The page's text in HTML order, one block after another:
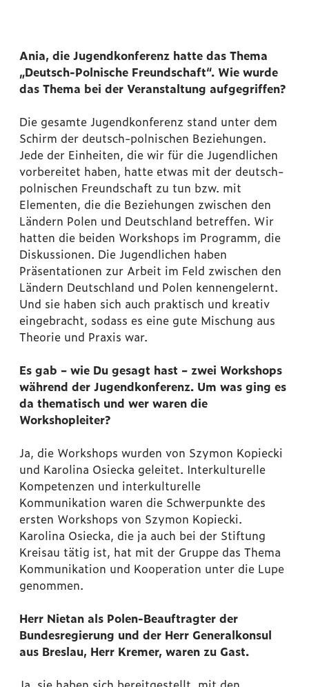
Ania, die Jugendkonferenz hatte das Thema
„Deutsch-Polnische Freundschaft“. Wie wurde
das Thema bei der Veranstaltung aufgegriffen?
Die gesamte Jugendkonferenz stand unter dem
Schirm der deutsch-polnischen Beziehungen.
Jede der Einheiten, die wir für die Jugendlichen
vorbereitet haben, hatte etwas mit der deutsch-
polnischen Freundschaft zu tun bzw. mit
Elementen, die die Beziehungen zwischen den
Ländern Polen und Deutschland betreffen. Wir
hatten die beiden Workshops im Programm, die
Diskussionen. Die Jugendlichen haben
Präsentationen zur Arbeit im Feld zwischen den
Ländern Deutschland und Polen kennengelernt.
Und sie haben sich auch praktisch und kreativ
eingebracht, sodass es eine gute Mischung aus
Theorie und Praxis war.
Es gab – wie Du gesagt hast – zwei Workshops
während der Jugendkonferenz. Um was ging es
da thematisch und wer waren die
Workshopleiter?
Ja, die Workshops wurden von Szymon Kopiecki
und Karolina Osiecka geleitet. Interkulturelle
Kompetenzen und interkulturelle
Kommunikation waren die Schwerpunkte des
ersten Workshops von Szymon Kopiecki.
Karolina Osiecka, die ja auch bei der Stiftung
Kreisau tätig ist, hat mit der Gruppe das Thema
Kommunikation und Kooperation unter die Lupe
genommen.
Herr Nietan als Polen-Beauftragter der
Bundesregierung und der Herr Generalkonsul
aus Breslau, Herr Kremer, waren zu Gast.